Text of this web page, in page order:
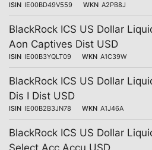
ISIN IE00BD49V559 WKN A2PB8J
BlackRock ICS US Dollar
Aon Captives Dist USD
ISIN IE00B3YQLT09 WKN A1C39W
BlackRock ICS US Dollar
Dis I Dist USD
ISIN IE00B2B3JN78 WKN A1J46A
BlackRock ICS US Dollar
Select Acc Accu USD